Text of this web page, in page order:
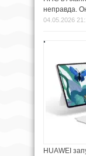
неправда.
04.05.2026
HUAWEI